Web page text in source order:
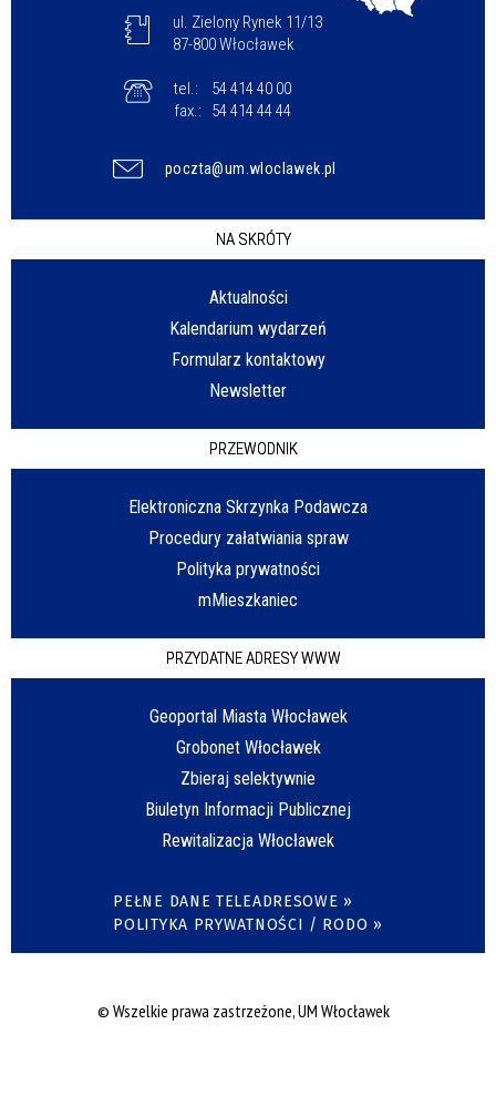
ul. Zielony Rynek 11/13
87-800 Włocławek
tel.:
54 414 40 00
fax.:
54 414 44 44
poczta@um.wloclawek.pl
NA SKRÓTY
Aktualności
Kalendarium wydarzeń
Formularz kontaktowy
Newsletter
PRZEWODNIK
Elektroniczna Skrzynka Podawcza
Procedury załatwiania spraw
Polityka prywatności
mMieszkaniec
PRZYDATNE ADRESY WWW
Geoportal Miasta Włocławek
Grobonet Włocławek
Zbieraj selektywnie
Biuletyn Informacji Publicznej
Rewitalizacja Włocławek
PEŁNE DANE TELEADRESOWE »
POLITYKA PRYWATNOŚCI / RODO »
© Wszelkie prawa zastrzeżone, UM Włocławek